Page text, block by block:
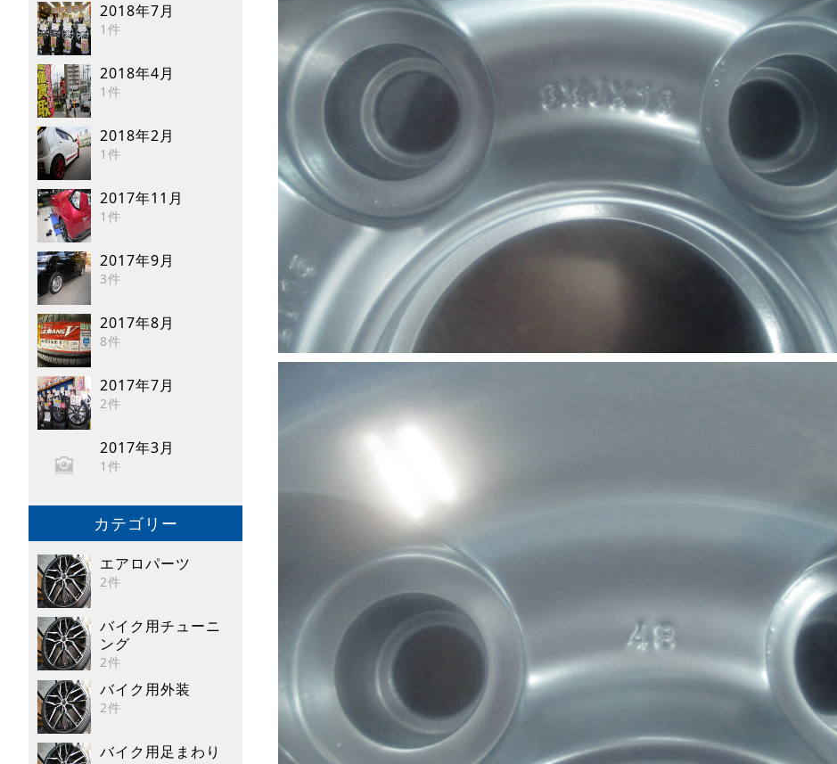
2018年7月
1件
2018年4月
1件
2018年2月
1件
2017年11月
1件
2017年9月
3件
2017年8月
8件
2017年7月
2件
2017年3月
1件
カテゴリー
エアロパーツ
2件
バイク用チューニ
ング
2件
バイク用外装
2件
バイク用足まわり